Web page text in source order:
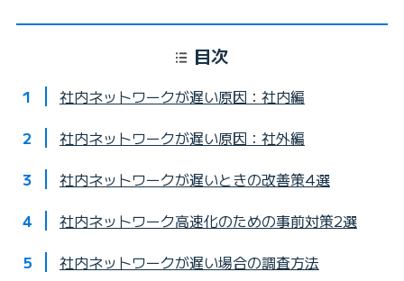
目次
社内ネットワークが遅い原因：社内編
社内ネットワークが遅い原因：社外編
社内ネットワークが遅いときの改善策4選
社内ネットワーク高速化のための事前対策2選
社内ネットワークが遅い場合の調査方法